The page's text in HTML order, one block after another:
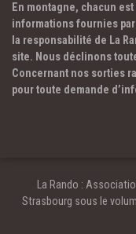
En montagne, chacun
informations fournies
la responsabilité de La
site. Nous déclinons
Concernant nos sorties
pour toute demande
La Rando :
Strasbourg sous le